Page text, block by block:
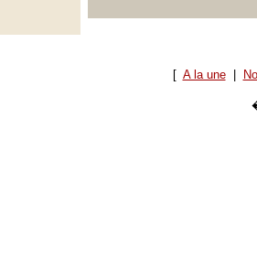
[ A la une|